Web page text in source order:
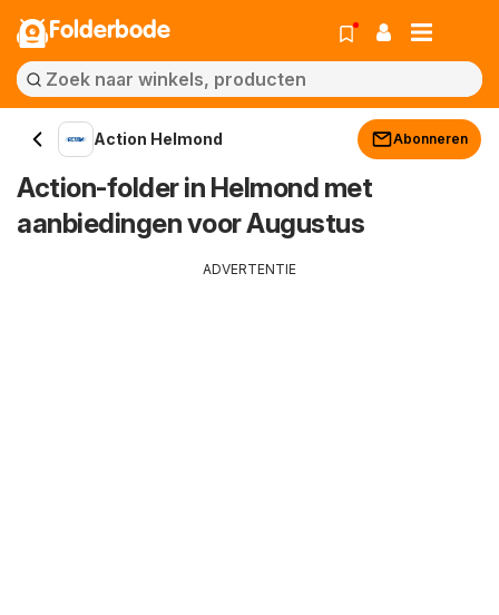
Folderbode
Action Helmond Abonneren
Action-folder in Helmond met
aanbiedingen voor Augustus
ADVERTENTIE